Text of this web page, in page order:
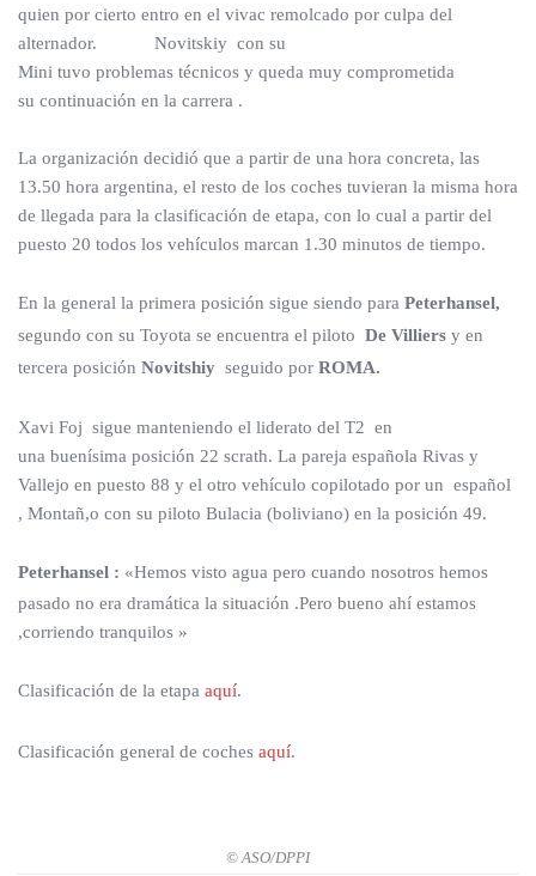
quien por cierto entro en el vivac remolcado por culpa del
alternador. Novitskiy con su
Mini tuvo problemas técnicos y queda muy comprometida
su continuación en la carrera .
La organización decidió que a partir de una hora concreta, las
13.50 hora argentina, el resto de los coches tuvieran la misma hora
de llegada para la clasificación de etapa, con lo cual a partir del
puesto 20 todos los vehículos marcan 1.30 minutos de tiempo.
En la general la primera posición sigue siendo para Peterhansel,
segundo con su Toyota se encuentra el piloto De Villiers y en
tercera posición Novitshiy seguido por ROMA.
Xavi Foj sigue manteniendo el liderato del T2 en
una buenísima posición 22 scrath. La pareja española Rivas y
Vallejo en puesto 88 y el otro vehículo copilotado por un español
, Montañ,o con su piloto Bulacia (boliviano) en la posición 49.
Peterhansel : «Hemos visto agua pero cuando nosotros hemos
pasado no era dramática la situación .Pero bueno ahí estamos
,corriendo tranquilos »
Clasificación de la etapa aquí.
Clasificación general de coches aquí.
© ASO/DPPI